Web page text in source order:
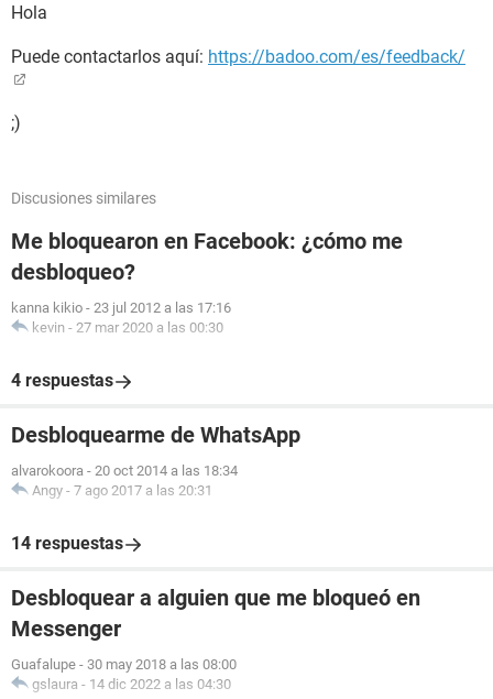
Hola
Puede contactarlos aquí: https://badoo.com/es/feedback/
;)
Discusiones similares
Me bloquearon en Facebook: ¿cómo me
desbloqueo?
kanna kikio - 23 jul 2012 a las 17:16
kevin - 27 mar 2020 a las 00:30
4 respuestas
Desbloquearme de WhatsApp
alvarokoora - 20 oct 2014 a las 18:34
Angy - 7 ago 2017 a las 20:31
14 respuestas
Desbloquear a alguien que me bloqueó en
Messenger
Guafalupe - 30 may 2018 a las 08:00
gslaura - 14 dic 2022 a las 04:30